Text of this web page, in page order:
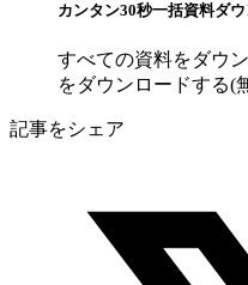
カンタン30秒一括資料ダ
すべての資料をダウ
をダウンロードする(
記事をシェア